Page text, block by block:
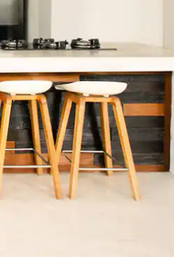
i prema dolje, kao i dodirom ili